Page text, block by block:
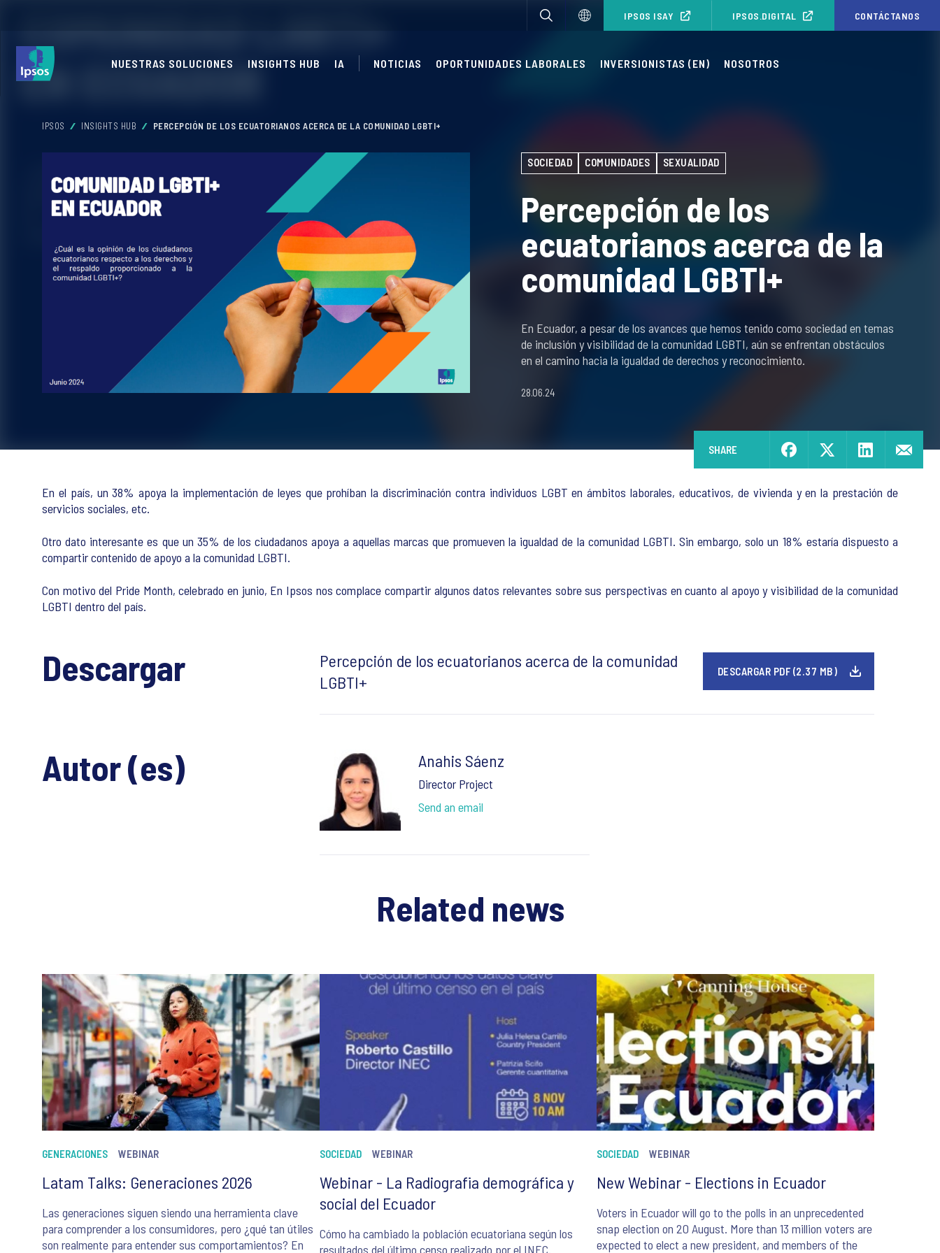
IPSOS ISAY IPSOS.DIGITAL CONTÁCTANOS
NUESTRAS SOLUCIONES INSIGHTS HUB IA NOTICIAS OPORTUNIDADES LABORALES INVERSIONISTAS (EN) NOSOTROS
IPSOS INSIGHTS HUB PERCEPCIÓN DE LOS ECUATORIANOS ACERCA DE LA COMUNIDAD LGBTI+
SOCIEDAD COMUNIDADES SEXUALIDAD
Percepción de los
ecuatorianos acerca de la
comunidad LGBTI+
En Ecuador, a pesar de los avances que hemos tenido como sociedad en temas
de inclusión y visibilidad de la comunidad LGBTI, aún se enfrentan obstáculos
en el camino hacia la igualdad de derechos y reconocimiento.
28.06.24
SHARE
En el país, un 38% apoya la implementación de leyes que prohíban la discriminación contra individuos LGBT en ámbitos laborales, educativos, de vivienda y en la prestación de
servicios sociales, etc.
Otro dato interesante es que un 35% de los ciudadanos apoya a aquellas marcas que promueven la igualdad de la comunidad LGBTI. Sin embargo, solo un 18% estaría dispuesto a
compartir contenido de apoyo a la comunidad LGBTI.
Con motivo del Pride Month, celebrado en junio, En Ipsos nos complace compartir algunos datos relevantes sobre sus perspectivas en cuanto al apoyo y visibilidad de la comunidad
LGBTI dentro del país.
Descargar
Percepción de los ecuatorianos acerca de la comunidad
LGBTI+
DESCARGAR PDF (2.37 MB)
Autor (es) Anahis Sáenz
Director Project
Send an email
Related news
GENERACIONES WEBINAR
Latam Talks: Generaciones 2026
Las generaciones siguen siendo una herramienta clave
para comprender a los consumidores, pero ¿qué tan útiles
son realmente para entender sus comportamientos? En
SOCIEDAD WEBINAR
Webinar - La Radiografia demográfica y
social del Ecuador
Cómo ha cambiado la población ecuatoriana según los
resultados del último censo realizado por el INEC.
SOCIEDAD WEBINAR
New Webinar - Elections in Ecuador
Voters in Ecuador will go to the polls in an unprecedented
snap election on 20 August. More than 13 million voters are
expected to elect a new president, and members of the